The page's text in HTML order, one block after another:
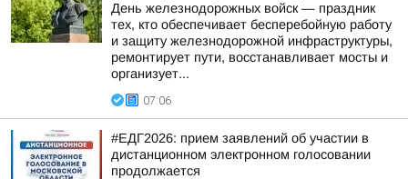
День железнодорожных войск — праздник
тех, кто обеспечивает бесперебойную работу
и защиту железнодорожной инфраструктуры,
ремонтирует пути, восстанавливает мосты и
организует...
07:06
#ЕДГ2026: прием заявлений об участии в
дистанционном электронном голосовании
продолжается